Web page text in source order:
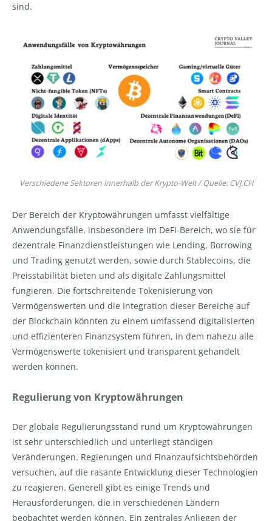
sind.
Verschiedene Sektoren innerhalb der Krypto-Welt / Quelle: CVJ.CH
Der Bereich der Kryptowährungen umfasst vielfältige
Anwendungsfälle, insbesondere im DeFi-Bereich, wo sie für
dezentrale Finanzdienstleistungen wie Lending, Borrowing
und Trading genutzt werden, sowie durch Stablecoins, die
Preisstabilität bieten und als digitale Zahlungsmittel
fungieren. Die fortschreitende Tokenisierung von
Vermögenswerten und die Integration dieser Bereiche auf
der Blockchain könnten zu einem umfassend digitalisierten
und effizienteren Finanzsystem führen, in dem nahezu alle
Vermögenswerte tokenisiert und transparent gehandelt
werden können.
Regulierung von Kryptowährungen
Der globale Regulierungsstand rund um Kryptowährungen
ist sehr unterschiedlich und unterliegt ständigen
Veränderungen. Regierungen und Finanzaufsichtsbehörden
versuchen, auf die rasante Entwicklung dieser Technologien
zu reagieren. Generell gibt es einige Trends und
Herausforderungen, die in verschiedenen Ländern
beobachtet werden können. Ein zentrales Anliegen der